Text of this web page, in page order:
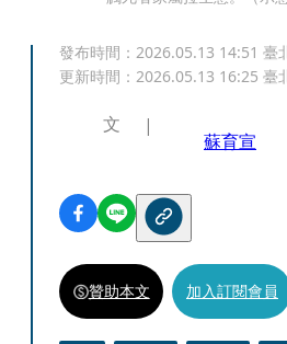
發布時間： 2026.05.13 14:51 臺
更新時間： 2026.05.13 16:25 臺
文
蘇育宣
贊助本文 加入訂閱會員